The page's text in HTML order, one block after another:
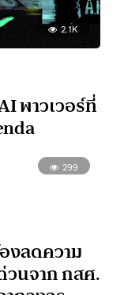
2.1K
พาวเวอร์ที่
299
งลดความ
วนจาก กสศ.